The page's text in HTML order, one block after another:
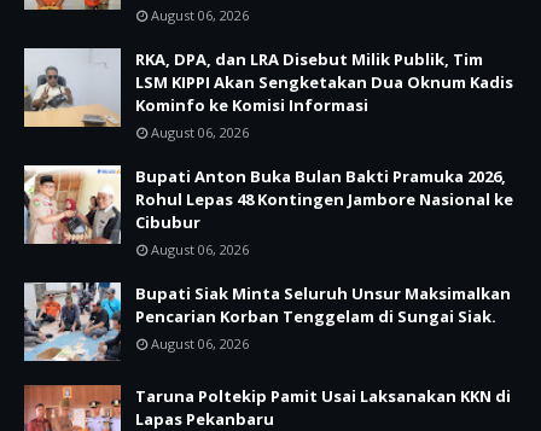
August 06, 2026
RKA, DPA, dan LRA Disebut Milik Publik, Tim
LSM KIPPI Akan Sengketakan Dua Oknum Kadis
Kominfo ke Komisi Informasi
August 06, 2026
Bupati Anton Buka Bulan Bakti Pramuka 2026,
Rohul Lepas 48 Kontingen Jambore Nasional ke
Cibubur
August 06, 2026
Bupati Siak Minta Seluruh Unsur Maksimalkan
Pencarian Korban Tenggelam di Sungai Siak.
August 06, 2026
Taruna Poltekip Pamit Usai Laksanakan KKN di
Lapas Pekanbaru